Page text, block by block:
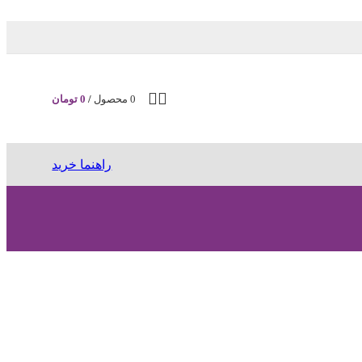
0 محصول /
0 تومان
راهنما خرید